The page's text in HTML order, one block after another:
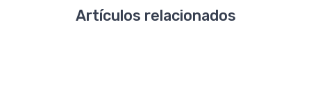
Artículos relacionados